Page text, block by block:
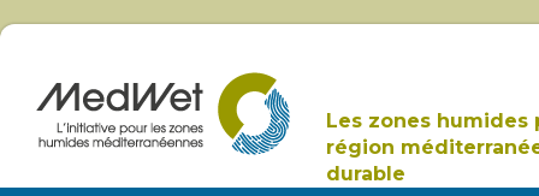
Les zones humides
région
durable